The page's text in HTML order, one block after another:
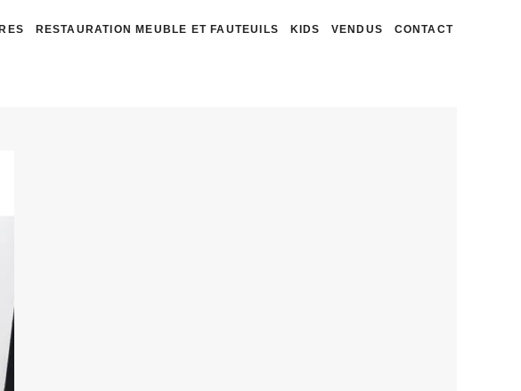
RESTAURATION MEUBLE ET FAUTEUILS KIDS VENDUS CONTACT